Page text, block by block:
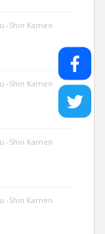
-Shin Kamen
-Shin Kamen
-Shin Kamen
-Shin Kamen